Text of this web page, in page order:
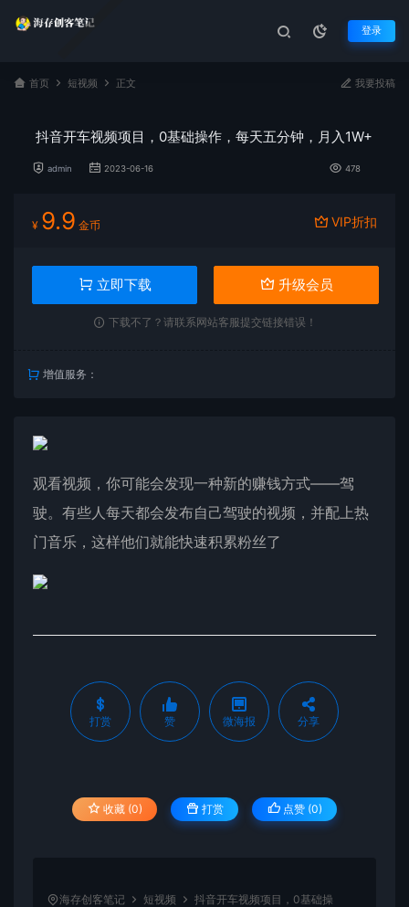
登录
首页 短视频 正文 我要投稿
抖音开车视频项目，0基础操作，每天五分钟，月入1W+
admin 2023-06-16 478
¥ 9.9 金币 VIP折扣
立即下载 升级会员
下载不了？请联系网站客服提交链接错误！
增值服务：
观看视频，你可能会发现一种新的赚钱方式——驾
驶。有些人每天都会发布自己驾驶的视频，并配上热
门音乐，这样他们就能快速积累粉丝了
打赏 赞 微海报 分享
收藏 (0) 打赏 点赞 (0)
海存创客笔记 短视频
抖音开车视频项目，0基础操